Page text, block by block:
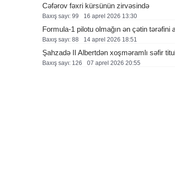
Cəfərov fəxri kürsünün zirvəsində
Baxış sayı: 99 16 aprel 2026 13:30
Formula-1 pilotu olmağın ən çətin tərəfini
Baxış sayı: 88 14 aprel 2026 18:51
Şahzadə II Albertdən xoşməramlı səfir
Baxış sayı: 126 07 aprel 2026 20:55